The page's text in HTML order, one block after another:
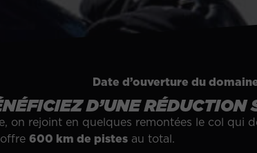
Date d’ouverture du
D’UNE
on rejoint en quelques remontées le col qui
600 km de pistes au total.